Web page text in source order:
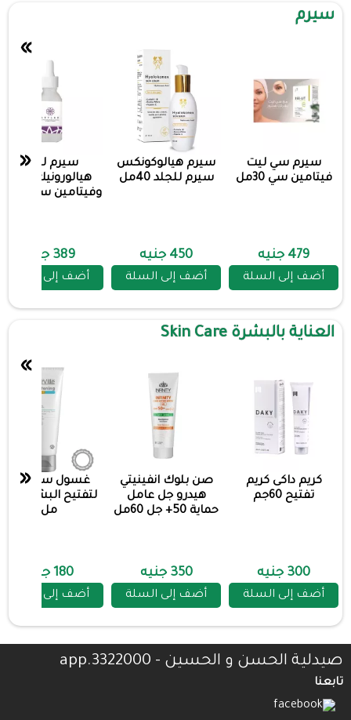
سيرم
سيرم سي ليت
فيتامين سي 30مل
479 جنيه
أضف إلى السلة
سيرم هيالوكونكس
سيرم للجلد 40مل
450 جنيه
أضف إلى السلة
سيرم ليلاك
هيالورونيك اسيد
وفيتامين سي 30 مل
389 جنيه
أضف إلى السلة
»
«
العناية بالبشرة Skin Care
كريم داكى كريم
تفتيح 60جم
300 جنيه
أضف إلى السلة
صن بلوك انفينيتي
هيدرو جل عامل
حماية 50+ جل 60مل
350 جنيه
أضف إلى السلة
غسول ستارفيل
مل
180 جنيه
أضف إلى السلة
»
«
صيدلية الحسن و الحسين - 3322000.app
تابعنا